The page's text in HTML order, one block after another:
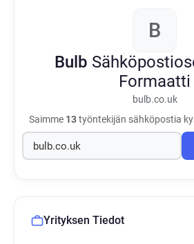
B
Bulb
Formaatti
bulb.co.uk
Saimme 13työntekijän sähköpostia
Yrityksen Tiedot